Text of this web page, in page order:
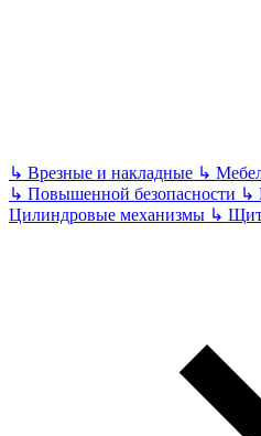
↳ Врезные и накладные ↳
↳ Повышенной безопасности ↳
Цилиндровые механизмы ↳